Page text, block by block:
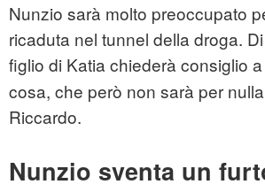
Nunzio sarà molto preoccupato
ricaduta nel tunnel della droga.
figlio di Katia chiederà consiglio a
cosa, che però non sarà per
Riccardo.
Nunzio sventa un